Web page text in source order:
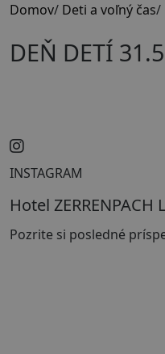
Domov/ Deti a voľný čas/
DEŇ DETÍ
INSTAGRAM
Hotel ZERRENPACH
Pozrite si posledné